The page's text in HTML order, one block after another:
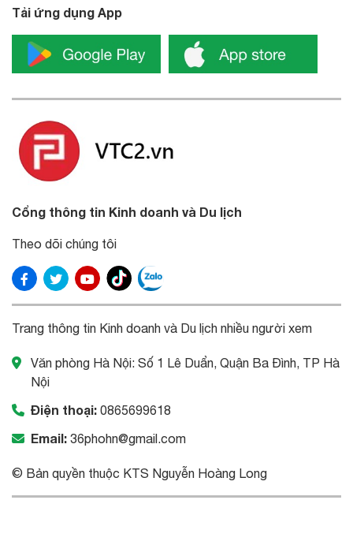
Tải ứng dụng App
Cổng thông tin Kinh doanh và Du lịch
Theo dõi chúng tôi
Trang thông tin Kinh doanh và Du lịch nhiều người xem
Văn phòng Hà Nội: Số 1 Lê Duẩn, Quận Ba Đình, TP Hà
Nội
Điện thoại: 0865699618
Email: 36phohn@gmail.com
© Bản quyền thuộc KTS Nguyễn Hoàng Long